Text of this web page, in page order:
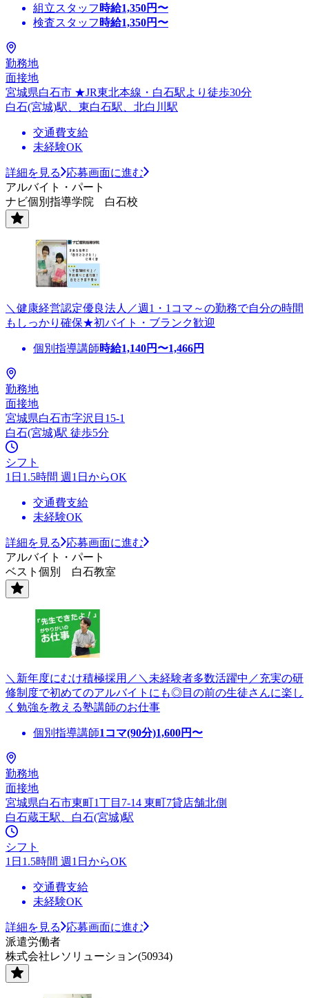
組立スタッフ 時給1,350円〜
検査スタッフ 時給1,350円〜
勤務地
面接地
宮城県白石市 ★JR東北本線・白石駅より徒歩30分
白石(宮城)駅、東白石駅、北白川駅
交通費支給
未経験OK
詳細を見る
応募画面に進む
アルバイト・パート
ナビ個別指導学院 白石校
＼健康経営認定優良法人／週1・1コマ～の勤務で自分の時間
もしっかり確保★初バイト・ブランク歓迎
個別指導講師時給1,140円〜1,466円
勤務地
面接地
宮城県白石市字沢目15-1
白石(宮城)駅 徒歩5分
シフト
1日1.5時間 週1日からOK
交通費支給
未経験OK
詳細を見る
応募画面に進む
アルバイト・パート
ベスト個別 白石教室
＼新年度にむけ積極採用／＼未経験者多数活躍中／充実の研
修制度で初めてのアルバイトにも◎目の前の生徒さんに楽し
く勉強を教える塾講師のお仕事
個別指導講師1コマ(90分)1,600円〜
勤務地
面接地
宮城県白石市東町1丁目7-14 東町7貸店舗北側
白石蔵王駅、白石(宮城)駅
シフト
1日1.5時間 週1日からOK
交通費支給
未経験OK
詳細を見る
応募画面に進む
派遣労働者
株式会社レソリューション(50934)